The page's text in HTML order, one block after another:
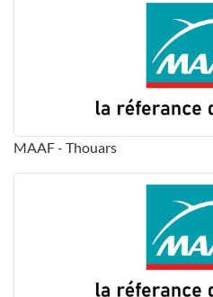
MAAF - Thouars